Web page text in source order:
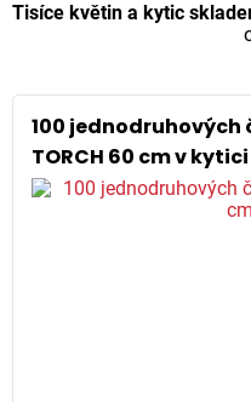
Tisíce květin a kytic
100 jednodruhových
TORCH 60 cm v kytici